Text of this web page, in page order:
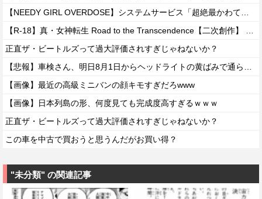
正直ザ・ビートルズって過大評価されすぎじゃねないか？
【画像】最近の高級ミニバンの顔キモすぎだろwww
【画像】日本列島の形、何度見ても完成度高すぎるｗｗｗ
正直ザ・ビートルズって過大評価されすぎじゃねないか？
この車を中古で買おうと思うんだがお買い得？
"未分類" の関連記事